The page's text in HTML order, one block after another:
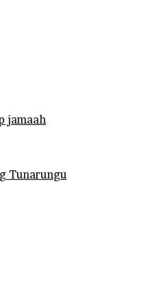
jamaah
Tunarungu